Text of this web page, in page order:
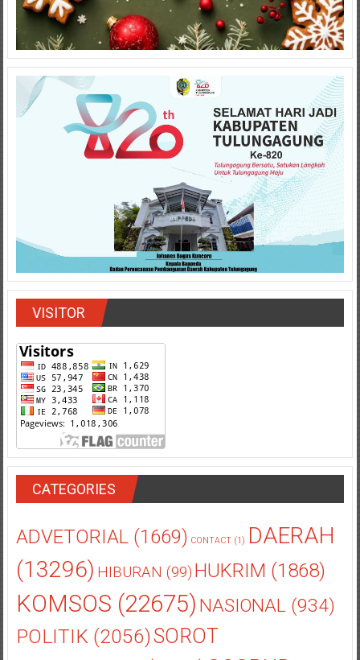
VISITOR
CATEGORIES
ADVETORIAL(1669) CONTACT(1) DAERAH
(13296) HIBURAN (99) HUKRIM (1868)
KOMSOS (22675) NASIONAL(934)
POLITIK(2056)SOROT